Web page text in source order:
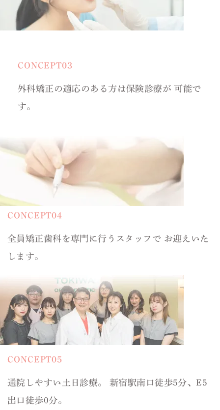
CONCEPT03
外科矯正の適応のある方は保険診療が 可能で
す。
CONCEPT04
全員矯正歯科を専門に行うスタッフで お迎えいた
します。
CONCEPT05
通院しやすい土日診療。
新宿駅南口徒歩5分、E5
出口徒歩0分。